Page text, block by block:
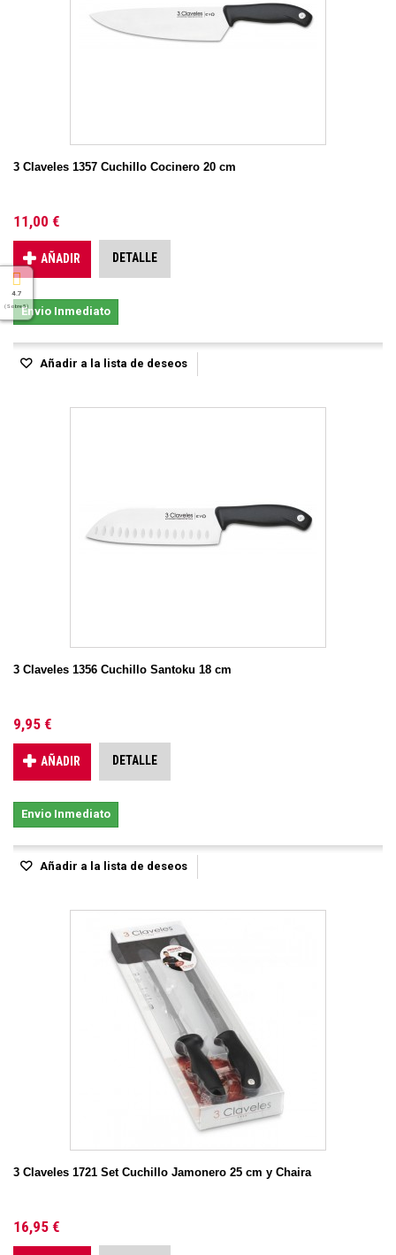
3 Claveles 1357 Cuchillo Cocinero 20 cm
11,00 €
AÑADIR DETALLE
Envio Inmediato
Añadir a la lista de deseos
3 Claveles 1356 Cuchillo Santoku 18 cm
9,95 €
AÑADIR DETALLE
Envio Inmediato
Añadir a la lista de deseos
3 Claveles 1721 Set Cuchillo Jamonero 25 cm y Chaira
16,95 €
4.7
( Sobre 5 )